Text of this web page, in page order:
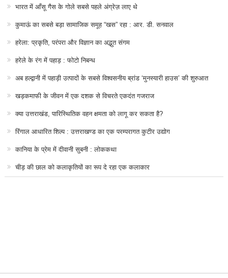
भारत में आँसू गैस के गोले सबसे पहले अंग्रेज़ लाए थे
कुमाऊं का सबसे बड़ा सामाजिक समूह “खस” रहा : आर. डी. सनवाल
हरेला: प्रकृति, परंपरा और विज्ञान का अद्भुत संगम
हरेले के रंग में पहाड़ : फोटो निबन्ध
अब हल्द्वानी में पहाड़ी उत्पादों के सबसे विश्वसनीय ब्रांड ‘मुनस्यारी हाउस’ की शुरुआत
खड़कमाफी के जीवन में एक दशक से विचरते एकदंत गजराज
क्या उत्तराखंड, पारिस्थितिक वहन क्षमता को लागू कर सकता है?
रिंगाल आधारित शिल्प : उत्तराखण्ड का एक परम्परागत कुटीर उद्योग
कानिया के प्रेम में दीवानी सुबनी : लोककथा
चीड़ की छाल को कलाकृतियों का रूप दे रहा एक कलाकार